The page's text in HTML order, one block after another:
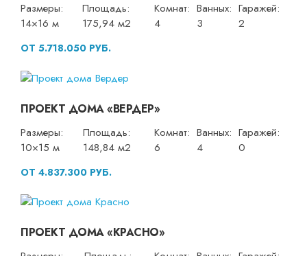
Размеры:
14×16 м
Площадь:
175,94 м2
Комнат:
4
Ванных:
3
Гаражей:
2
ОТ 5.718.050 РУБ.
ПРОЕКТ ДОМА «ВЕРДЕР»
Размеры:
10×15 м
Площадь:
148,84 м2
Комнат:
6
Ванных:
4
Гаражей:
0
ОТ 4.837.300 РУБ.
ПРОЕКТ ДОМА «КРАСНО»